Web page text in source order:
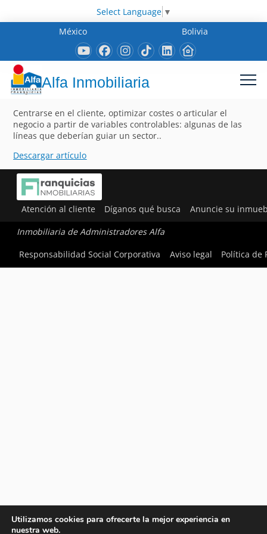
Select Language ▼
México
Bolivia
Alfa Inmobiliaria
Centrarse en el cliente, optimizar costes o articular el
negocio a partir de variables controlables: algunas de las
líneas que deberían guiar un sector..
Descargar artículo
Atención al cliente Díganos qué busca Anuncie su
Inmobiliaria de Administradores Alfa
Responsabilidad Social Corporativa
Aviso legal Política de
Utilizamos cookies para ofrecerte la mejor experiencia en
nuestra web.